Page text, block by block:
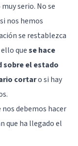
serio. No se
nos hemos
se restablezca
quese hace
sobre el estado
cortaro si hay
debemos hacer
que ha llegado el